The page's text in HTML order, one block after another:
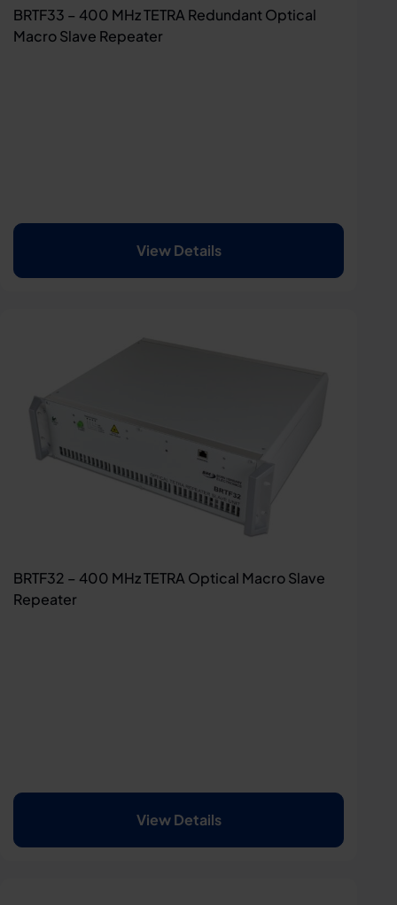
BRTF33 – 400 MHz TETRA Redundant Optical
Macro Slave Repeater
View Details
BRTF32 – 400 MHz TETRA Optical Macro Slave
Repeater
View Details